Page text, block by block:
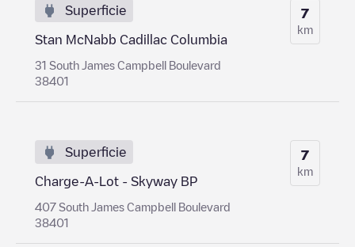
Superficie
Stan McNabb Cadillac Columbia
31 South James Campbell Boulevard
38401
7
km
Superficie
Charge-A-Lot - Skyway BP
407 South James Campbell Boulevard
38401
7
km